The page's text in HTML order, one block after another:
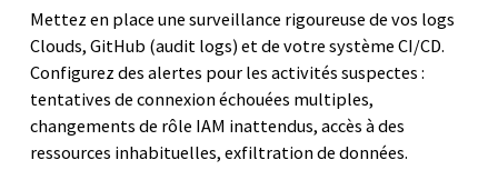
Mettez en place une surveillance rigoureuse de vos logs
Clouds, GitHub (audit logs) et de votre système CI/CD.
Configurez des alertes pour les activités suspectes :
tentatives de connexion échouées multiples,
changements de rôle IAM inattendus, accès à des
ressources inhabituelles, exfiltration de données.